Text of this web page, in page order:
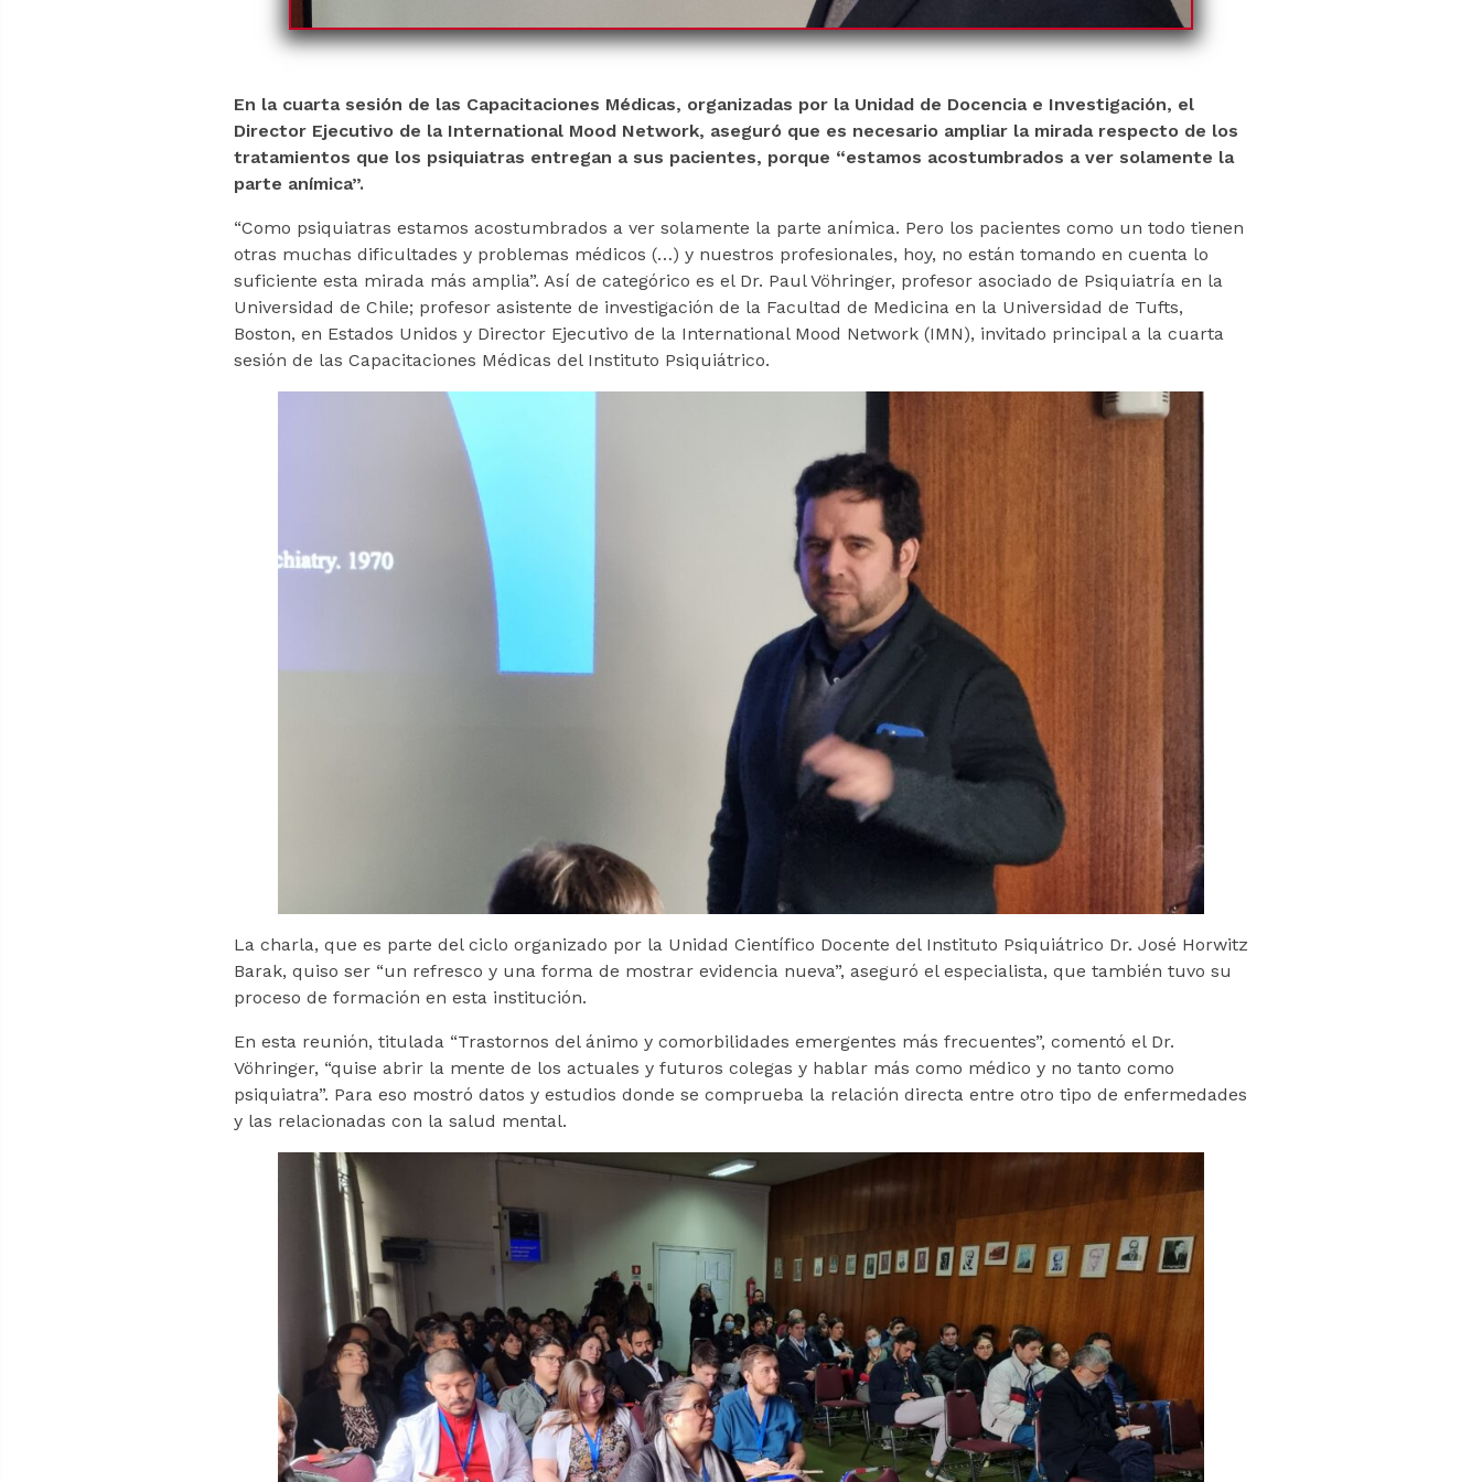
En la cuarta sesión de las Capacitaciones Médicas, organizadas por la Unidad de Docencia e Investigación, el
Director Ejecutivo de la International Mood Network, aseguró que es necesario ampliar la mirada respecto de los
tratamientos que los psiquiatras entregan a sus pacientes, porque “estamos acostumbrados a ver solamente la
parte anímica”.
“Como psiquiatras estamos acostumbrados a ver solamente la parte anímica. Pero los pacientes como un todo tienen
otras muchas dificultades y problemas médicos (…) y nuestros profesionales, hoy, no están tomando en cuenta lo
suficiente esta mirada más amplia”. Así de categórico es el Dr. Paul Vöhringer, profesor asociado de Psiquiatría en la
Universidad de Chile; profesor asistente de investigación de la Facultad de Medicina en la Universidad de Tufts,
Boston, en Estados Unidos y Director Ejecutivo de la International Mood Network (IMN), invitado principal a la cuarta
sesión de las Capacitaciones Médicas del Instituto Psiquiátrico.
La charla, que es parte del ciclo organizado por la Unidad Científico Docente del Instituto Psiquiátrico Dr. José Horwitz
Barak, quiso ser “un refresco y una forma de mostrar evidencia nueva”, aseguró el especialista, que también tuvo su
proceso de formación en esta institución.
En esta reunión, titulada “Trastornos del ánimo y comorbilidades emergentes más frecuentes”, comentó el Dr.
Vöhringer, “quise abrir la mente de los actuales y futuros colegas y hablar más como médico y no tanto como
psiquiatra”. Para eso mostró datos y estudios donde se comprueba la relación directa entre otro tipo de enfermedades
y las relacionadas con la salud mental.